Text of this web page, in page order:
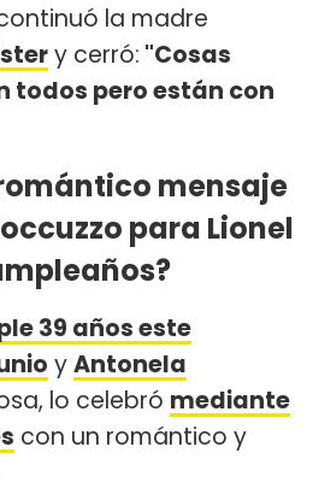
la madre
y cerró: "Cosas
todos pero están con
mensaje
para Lionel
39 años este
yAntonela
lo celebró mediante
con un romántico y